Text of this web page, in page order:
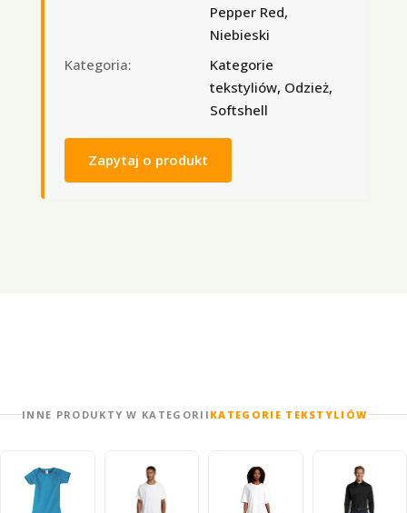
Pepper Red,
Niebieski
Kategoria:
Kategorie
tekstyliów, Odzież,
Softshell
Zapytaj o produkt
INNE PRODUKTY W KATEGORII KATEGORIE TEKSTYLIÓW